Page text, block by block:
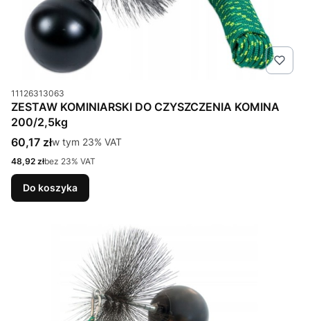
Kod produktu
11126313063
ZESTAW KOMINIARSKI DO CZYSZCZENIA KOMINA
200/2,5kg
Cena brutto
60,17 złw tym %s VAT
w tym 23% VAT
Cena netto
48,92 złbez 23% VAT
Do koszyka